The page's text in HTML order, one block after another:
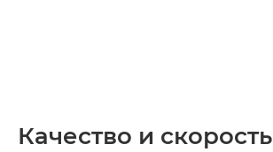
Качество и скорость